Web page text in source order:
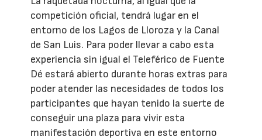
competición oficial, tendrá lugar en el
entorno de los Lagos de Lloroza y la Canal
de San Luis. Para poder llevar a cabo esta
experiencia sin igual el Teleférico de Fuente
Dé estará abierto durante horas extras para
poder atender las necesidades de todos los
participantes que hayan tenido la suerte de
conseguir una plaza para vivir esta
manifestación deportiva en este entorno